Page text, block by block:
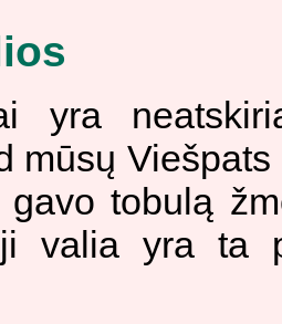
yra
mūsų
gavo tobulą
valia yra ta